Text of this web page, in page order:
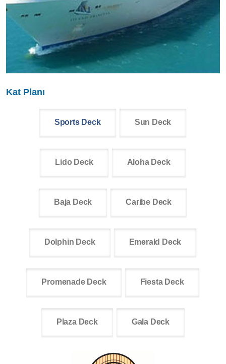
Kat Planı
Sports Deck Sun Deck
Lido Deck Aloha Deck
Baja Deck Caribe Deck
Dolphin Deck Emerald Deck
Promenade Deck Fiesta Deck
Plaza Deck Gala Deck